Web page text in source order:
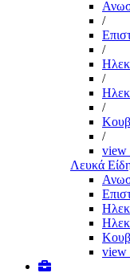
/
/
/
/
/
view
Λευκά
view